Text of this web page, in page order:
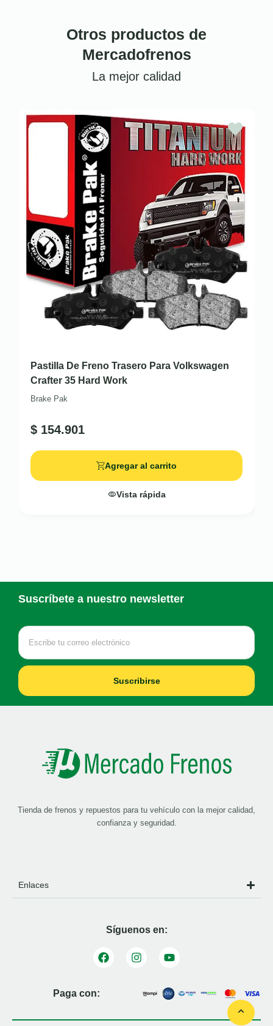
Otros productos de
Mercadofrenos
La mejor calidad
Pastilla De Freno Trasero Para Volkswagen
Crafter 35 Hard Work
Brake Pak
$ 154.901
Agregar al carrito
Vista rápida
Suscríbete a nuestro newsletter
Suscribirse
Tienda de frenos y repuestos para tu vehículo con la mejor calidad,
confianza y seguridad.
Enlaces
Síguenos en:
Paga con: